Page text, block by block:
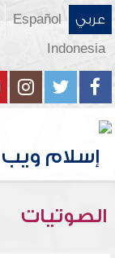
عربي Español
Indonesia
الصوتيات